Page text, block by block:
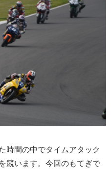
時間の中でタイムアタック
競います。今回のもてぎで